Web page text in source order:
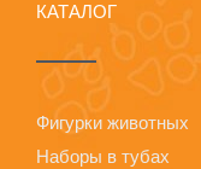
КАТАЛОГ
Фигурки животных
Наборы в тубах